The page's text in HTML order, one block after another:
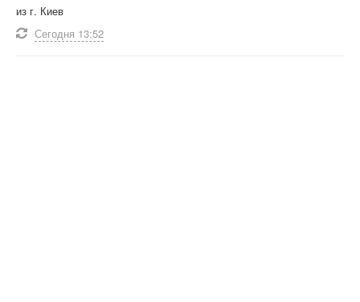
из г. Киев
Сегодня 13:52